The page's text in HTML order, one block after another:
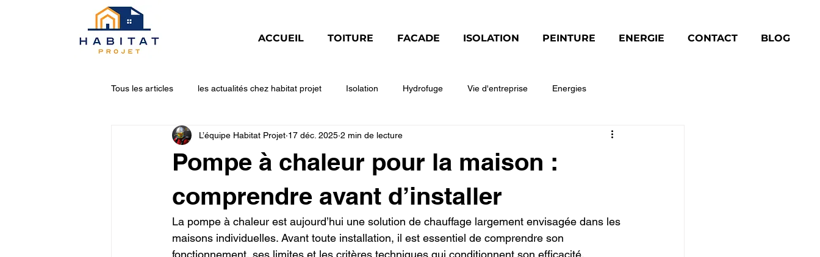
ACCUEIL TOITURE FACADE ISOLATION PEINTURE ENERGIE CONTACT BLOG
Tous les articles les actualités chez habitat projet Isolation Hydrofuge Vie d'entreprise Energies
Pompe à chaleur Ballon thermodynamique GENERAL
Pompe à chaleur pour la maison :
comprendre avant d’installer
L’équipe Habitat Projet 17 déc. 2025 2 min de lecture
La pompe à chaleur est aujourd’hui une solution de chauffage largement envisagée dans les
maisons individuelles. Avant toute installation, il est essentiel de comprendre son
fonctionnement, ses limites et les critères techniques qui conditionnent son efficacité.